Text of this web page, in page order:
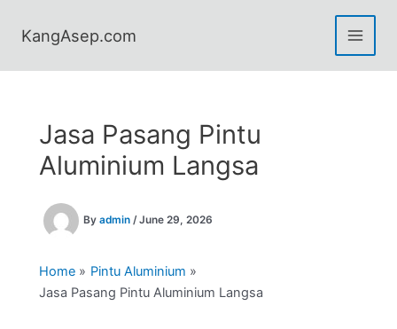
KangAsep.com
Jasa Pasang Pintu
Aluminium Langsa
By admin /June 29, 2026
Home
Pintu Aluminium
Jasa Pasang Pintu Aluminium Langsa